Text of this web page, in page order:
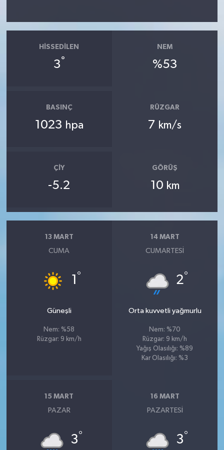
HISSEDILEN
3°
NEM
%53
BASINÇ
1023 hpa
RÜZGAR
7 km/s
ÇIY
-5.2
GÖRÜŞ
10 km
13 MART
CUMA
1 °
Güneşli
Nem: %58
Rüzgar: 9 km/h
14 MART
CUMARTESI
2°
Orta kuvvetli yağmurlu
Nem: %70
Rüzgar: 9 km/h
Yağış Olasılığı: %89
Kar Olasılığı: %3
15 MART
PAZAR
3°
16 MART
PAZARTESI
3°